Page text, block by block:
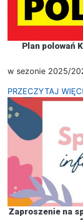
Plan polowań
w sezonie 2025/
PRZECZYTAJ
Zaproszenie na